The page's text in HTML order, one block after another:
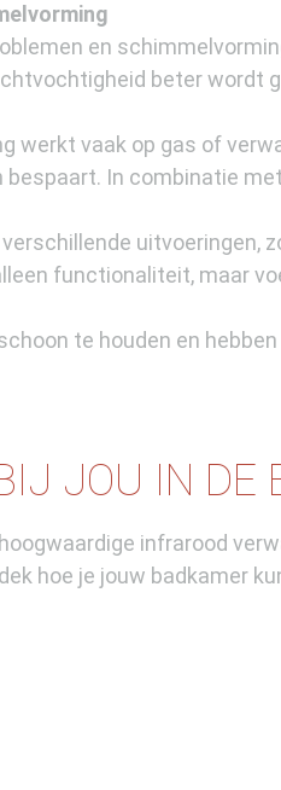
en
beter wordt
werkt vaak op gas of
bespaart. In combinatie
uitvoeringen,
functionaliteit, maar
te houden en
JOU IN DE
infrarood
hoe je jouw badkamer